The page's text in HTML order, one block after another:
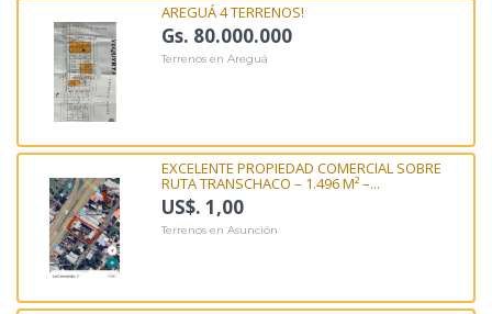
AREGUÁ 4 TERRENOS!
Gs. 80.000.000
Terrenos en Areguá
EXCELENTE PROPIEDAD COMERCIAL SOBRE
RUTA TRANSCHACO – 1.496 M² –...
US$. 1,00
Terrenos en Asunción